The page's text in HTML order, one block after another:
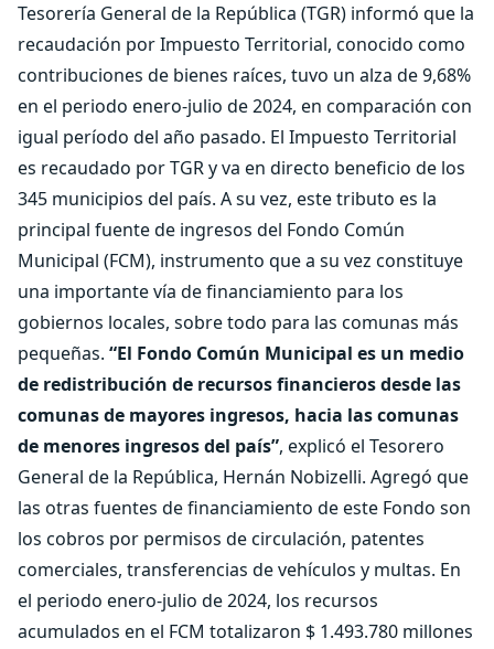
Tesorería General de la República (TGR) informó que la
recaudación por Impuesto Territorial, conocido como
contribuciones de bienes raíces, tuvo un alza de 9,68%
en el periodo enero-julio de 2024, en comparación con
igual período del año pasado. El Impuesto Territorial
es recaudado por TGR y va en directo beneficio de los
345 municipios del país. A su vez, este tributo es la
principal fuente de ingresos del Fondo Común
Municipal (FCM), instrumento que a su vez constituye
una importante vía de financiamiento para los
gobiernos locales, sobre todo para las comunas más
pequeñas. “El Fondo Común Municipal es un medio
de redistribución de recursos financieros desde las
comunas de mayores ingresos, hacia las comunas
de menores ingresos del país”, explicó el Tesorero
General de la República, Hernán Nobizelli. Agregó que
las otras fuentes de financiamiento de este Fondo son
los cobros por permisos de circulación, patentes
comerciales, transferencias de vehículos y multas. En
el periodo enero-julio de 2024, los recursos
acumulados en el FCM totalizaron $ 1.493.780 millones